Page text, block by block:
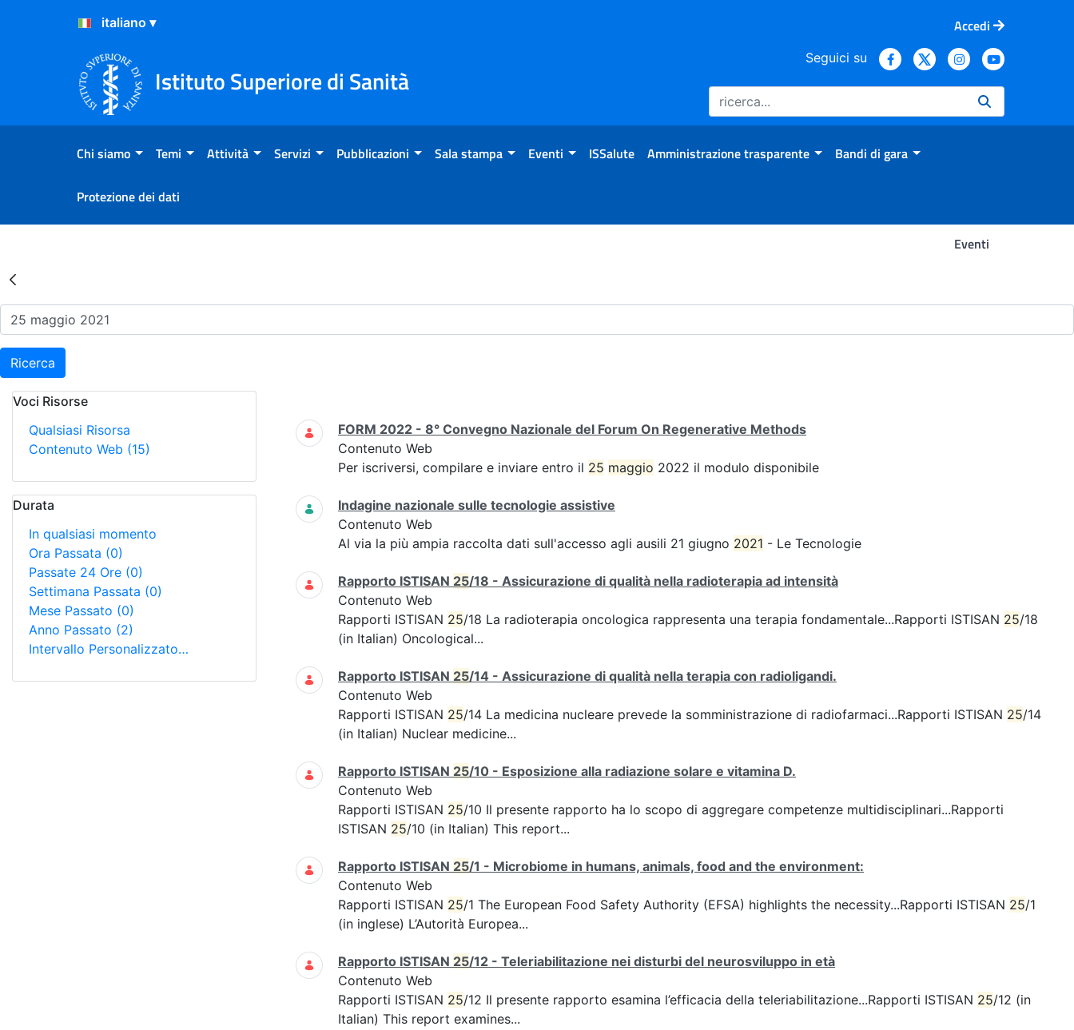
Salta al Contenuto
Salta al Footer
Accedi
Istituto Superiore di Sanità
Seguici su
Chi siamo Temi Attività Servizi Pubblicazioni Sala stampa Eventi ISSalute Amministrazione trasparente Bandi di gara
Protezione dei dati
Eventi
Risultati della Ricerca - Eventi
Ricerca
Voci Risorse
Qualsiasi Risorsa
Contenuto Web (15)
Durata
In qualsiasi momento
Ora Passata (0)
Passate 24 Ore (0)
Settimana Passata (0)
Mese Passato (0)
Anno Passato (2)
Intervallo Personalizzato…
Ricerca
FORM 2022 - 8° Convegno Nazionale del Forum On Regenerative Methods
Contenuto Web
Per iscriversi, compilare e inviare entro il 25 maggio 2022 il modulo disponibile
Indagine nazionale sulle tecnologie assistive
Contenuto Web
Al via la più ampia raccolta dati sull'accesso agli ausili 21 giugno 2021 - Le Tecnologie
Rapporto ISTISAN 25/18 - Assicurazione di qualità nella radioterapia ad intensità
Contenuto Web
Rapporti ISTISAN 25/18 La radioterapia oncologica rappresenta una terapia fondamentale...Rapporti ISTISAN 25/18
(in Italian) Oncological...
Rapporto ISTISAN 25/14 - Assicurazione di qualità nella terapia con radioligandi.
Contenuto Web
Rapporti ISTISAN 25/14 La medicina nucleare prevede la somministrazione di radiofarmaci...Rapporti ISTISAN 25/14
(in Italian) Nuclear medicine...
Rapporto ISTISAN 25/10 - Esposizione alla radiazione solare e vitamina D.
Contenuto Web
Rapporti ISTISAN 25/10 Il presente rapporto ha lo scopo di aggregare competenze multidisciplinari...Rapporti
ISTISAN 25/10 (in Italian) This report...
Rapporto ISTISAN 25/1 - Microbiome in humans, animals, food and the environment:
Contenuto Web
Rapporti ISTISAN 25/1 The European Food Safety Authority (EFSA) highlights the necessity...Rapporti ISTISAN 25/1
(in inglese) L’Autorità Europea...
Rapporto ISTISAN 25/12 - Teleriabilitazione nei disturbi del neurosviluppo in età
Contenuto Web
Rapporti ISTISAN 25/12 Il presente rapporto esamina l’efficacia della teleriabilitazione...Rapporti ISTISAN 25/12 (in
Italian) This report examines...